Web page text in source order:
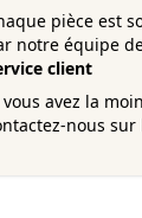
pièce est
notre équipe
client
vous avez la
nous sur